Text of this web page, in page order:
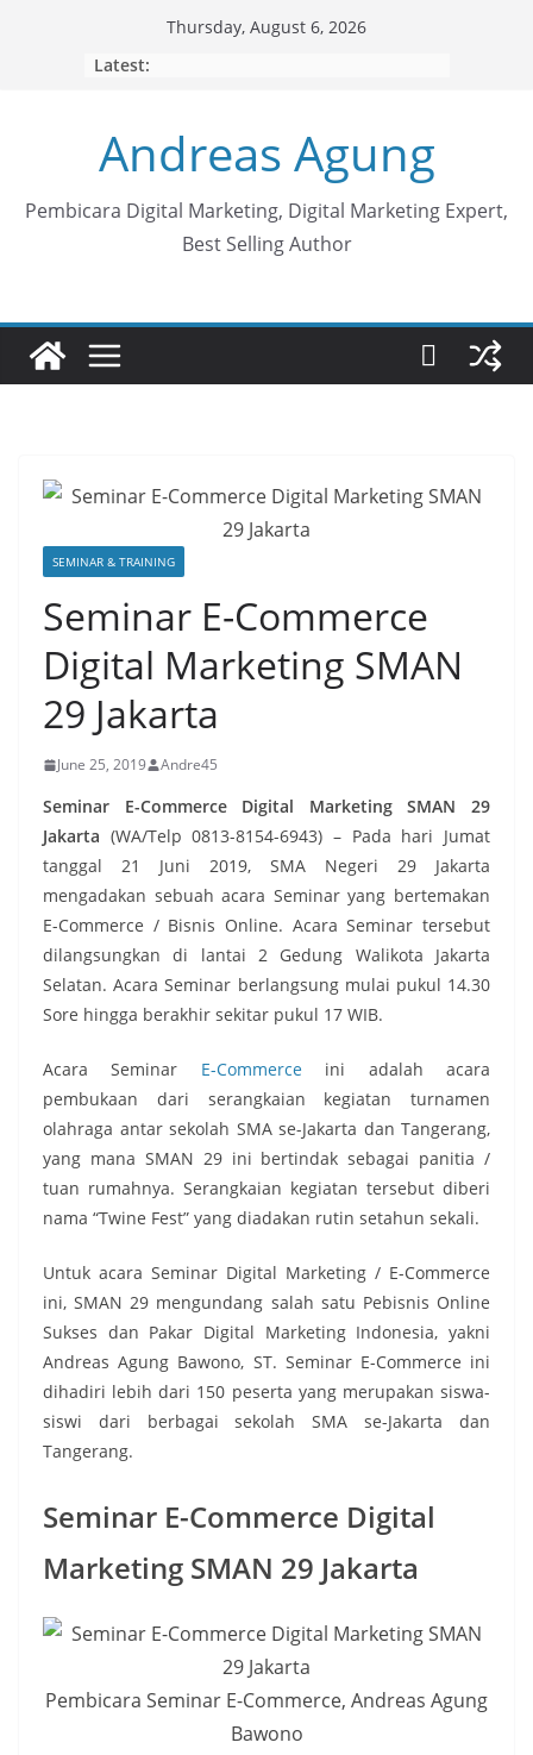
Thursday, August 6, 2026
Latest:
Andreas Agung
Pembicara Digital Marketing, Digital Marketing Expert,
Best Selling Author
SEMINAR & TRAINING
Seminar E-Commerce
Digital Marketing SMAN
29 Jakarta
June 25, 2019 Andre45
Seminar E-Commerce Digital Marketing SMAN 29
Jakarta (WA/Telp 0813-8154-6943) – Pada hari Jumat
tanggal 21 Juni 2019, SMA Negeri 29 Jakarta
mengadakan sebuah acara Seminar yang bertemakan
E-Commerce / Bisnis Online. Acara Seminar tersebut
dilangsungkan di lantai 2 Gedung Walikota Jakarta
Selatan. Acara Seminar berlangsung mulai pukul 14.30
Sore hingga berakhir sekitar pukul 17 WIB.
Acara Seminar E-Commerceini adalah acara
pembukaan dari serangkaian kegiatan turnamen
olahraga antar sekolah SMA se-Jakarta dan Tangerang,
yang mana SMAN 29 ini bertindak sebagai panitia /
tuan rumahnya. Serangkaian kegiatan tersebut diberi
nama “Twine Fest” yang diadakan rutin setahun sekali.
Untuk acara Seminar Digital Marketing / E-Commerce
ini, SMAN 29 mengundang salah satu Pebisnis Online
Sukses dan Pakar Digital Marketing Indonesia, yakni
Andreas Agung Bawono, ST. Seminar E-Commerce ini
dihadiri lebih dari 150 peserta yang merupakan siswa-
siswi dari berbagai sekolah SMA se-Jakarta dan
Tangerang.
Seminar E-Commerce Digital
Marketing SMAN 29 Jakarta
Pembicara Seminar E-Commerce, Andreas Agung
Bawono